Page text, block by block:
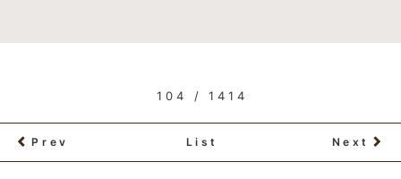
104 / 1414
Prev List Next